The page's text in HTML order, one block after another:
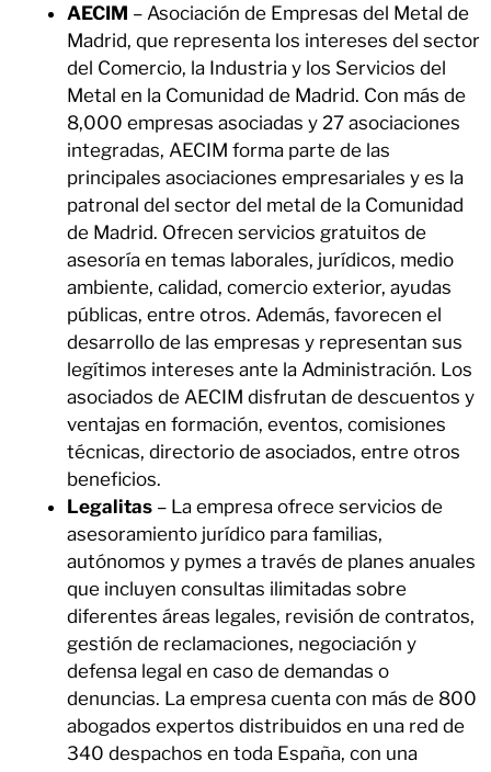
AECIM – Asociación de Empresas del Metal de
Madrid, que representa los intereses del sector
del Comercio, la Industria y los Servicios del
Metal en la Comunidad de Madrid. Con más de
8,000 empresas asociadas y 27 asociaciones
integradas, AECIM forma parte de las
principales asociaciones empresariales y es la
patronal del sector del metal de la Comunidad
de Madrid. Ofrecen servicios gratuitos de
asesoría en temas laborales, jurídicos, medio
ambiente, calidad, comercio exterior, ayudas
públicas, entre otros. Además, favorecen el
desarrollo de las empresas y representan sus
legítimos intereses ante la Administración. Los
asociados de AECIM disfrutan de descuentos y
ventajas en formación, eventos, comisiones
técnicas, directorio de asociados, entre otros
beneficios.
Legalitas – La empresa ofrece servicios de
asesoramiento jurídico para familias,
autónomos y pymes a través de planes anuales
que incluyen consultas ilimitadas sobre
diferentes áreas legales, revisión de contratos,
gestión de reclamaciones, negociación y
defensa legal en caso de demandas o
denuncias. La empresa cuenta con más de 800
abogados expertos distribuidos en una red de
340 despachos en toda España, con una